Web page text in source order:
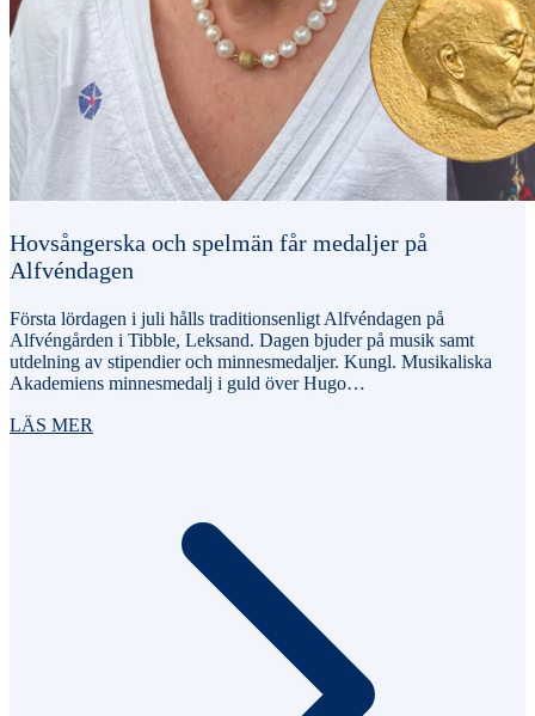
Hovsångerska och spelmän får medaljer på
Alfvéndagen
Första lördagen i juli hålls traditionsenligt Alfvéndagen på
Alfvéngården i Tibble, Leksand. Dagen bjuder på musik samt
utdelning av stipendier och minnesmedaljer. Kungl. Musikaliska
Akademiens minnesmedalj i guld över Hugo…
LÄS MER